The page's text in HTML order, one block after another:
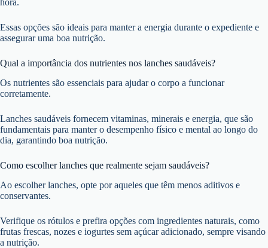
hora.
Essas opções são ideais para manter a energia durante o expediente e
assegurar uma boa nutrição.
Qual a importância dos nutrientes nos lanches saudáveis?
Os nutrientes são essenciais para ajudar o corpo a funcionar
corretamente.
Lanches saudáveis fornecem vitaminas, minerais e energia, que são
fundamentais para manter o desempenho físico e mental ao longo do
dia, garantindo boa nutrição.
Como escolher lanches que realmente sejam saudáveis?
Ao escolher lanches, opte por aqueles que têm menos aditivos e
conservantes.
Verifique os rótulos e prefira opções com ingredientes naturais, como
frutas frescas, nozes e iogurtes sem açúcar adicionado, sempre visando
a nutrição.